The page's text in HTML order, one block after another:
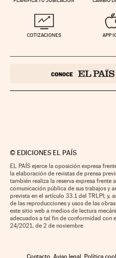
COTIZACIONES APP
© EDICIONES EL PAÍS
EL PAÍS ejerce la oposición expresa
la elaboración de revistas de prensa
también realiza la reserva expresa
comunicación pública de sus trabajos y
prevista en el artículo 33.1 del TRLPI; y,
de las reproducciones y usos de las
este sitio web a medios de lectura
adecuados a tal fin de conformidad con
24/2021, de 2 de noviembre